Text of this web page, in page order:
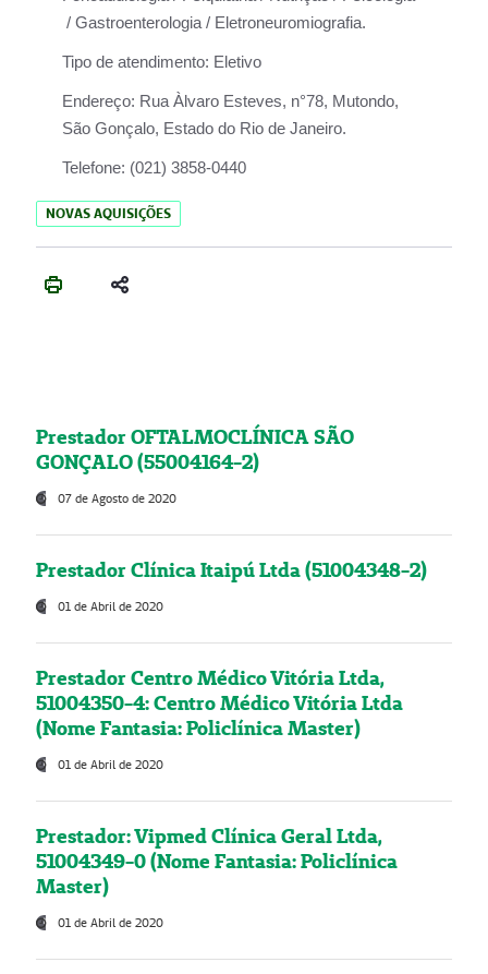
/ Gastroenterologia / Eletroneuromiografia.
Tipo de atendimento: Eletivo
Endereço: Rua Àlvaro Esteves, n°78, Mutondo,
São Gonçalo, Estado do Rio de Janeiro.
Telefone: (021) 3858-0440
NOVAS AQUISIÇÕES
Prestador OFTALMOCLÍNICA SÃO
GONÇALO (55004164-2)
07 de Agosto de 2020
Prestador Clínica Itaipú Ltda (51004348-2)
01 de Abril de 2020
Prestador Centro Médico Vitória Ltda,
51004350-4: Centro Médico Vitória Ltda
(Nome Fantasia: Policlínica Master)
01 de Abril de 2020
Prestador: Vipmed Clínica Geral Ltda,
51004349-0 (Nome Fantasia: Policlínica
Master)
01 de Abril de 2020